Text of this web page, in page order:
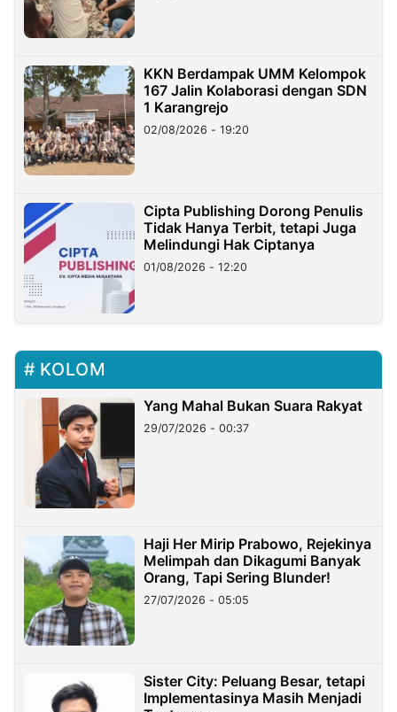
KKN Berdampak UMM Kelompok
167 Jalin Kolaborasi dengan SDN
1 Karangrejo
02/08/2026 - 19:20
Cipta Publishing Dorong Penulis
Tidak Hanya Terbit, tetapi Juga
Melindungi Hak Ciptanya
01/08/2026 - 12:20
KOLOM
Yang Mahal Bukan Suara Rakyat
29/07/2026 - 00:37
Haji Her Mirip Prabowo, Rejekinya
Melimpah dan Dikagumi Banyak
Orang, Tapi Sering Blunder!
27/07/2026 - 05:05
Sister City: Peluang Besar, tetapi
Implementasinya Masih Menjadi